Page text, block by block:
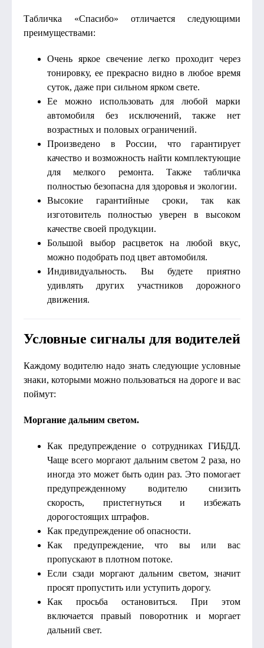
Табличка «Спасибо» отличается следующими
преимуществами:
Очень яркое свечение легко проходит через
тонировку, ее прекрасно видно в любое время
суток, даже при сильном ярком свете.
Ее можно использовать для любой марки
автомобиля без исключений, также нет
возрастных и половых ограничений.
Произведено в России, что гарантирует
качество и возможность найти комплектующие
для мелкого ремонта. Также табличка
полностью безопасна для здоровья и экологии.
Высокие гарантийные сроки, так как
изготовитель полностью уверен в высоком
качестве своей продукции.
Большой выбор расцветок на любой вкус,
можно подобрать под цвет автомобиля.
Индивидуальность. Вы будете приятно
удивлять других участников дорожного
движения.
Условные сигналы для водителей
Каждому водителю надо знать следующие условные
знаки, которыми можно пользоваться на дороге и вас
поймут:
Моргание дальним светом.
Как предупреждение о сотрудниках ГИБДД.
Чаще всего моргают дальним светом 2 раза, но
иногда это может быть один раз. Это помогает
предупрежденному водителю снизить
скорость, пристегнуться и избежать
дорогостоящих штрафов.
Как предупреждение об опасности.
Как предупреждение, что вы или вас
пропускают в плотном потоке.
Если сзади моргают дальним светом, значит
просят пропустить или уступить дорогу.
Как просьба остановиться. При этом
включается правый поворотник и моргает
дальний свет.